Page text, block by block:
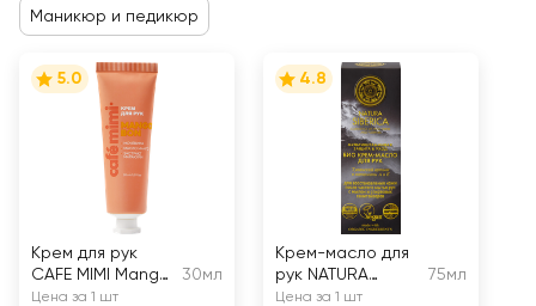
Маникюр и педикюр
5.0
Крем для рук
CAFE MIMI Mango
bon
30мл
Цена за 1 шт
4.8
Крем-масло для
рук NATURA
SIBERICA Био
75мл
Цена за 1 шт